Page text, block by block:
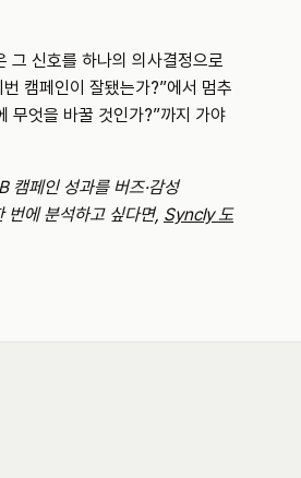
그 신호를 하나의 의사결정으로
캠페인이 잘됐는가?”에서 멈추
무엇을 바꿀 것인가?”까지 가야
캠페인 성과를 버즈·감성
번에 분석하고 싶다면, Syncly 도